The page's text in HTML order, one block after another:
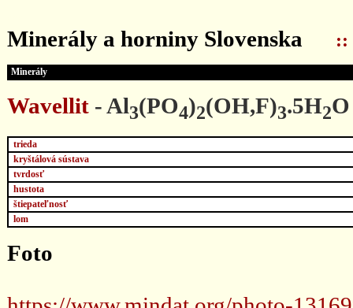
Minerály a horniny Slovenska
::
Minerály
Wavellit - Al3(PO4)2(OH,F)3.5H2O
trieda
kryštálová sústava
tvrdosť
hustota
štiepateľnosť
lom
Foto